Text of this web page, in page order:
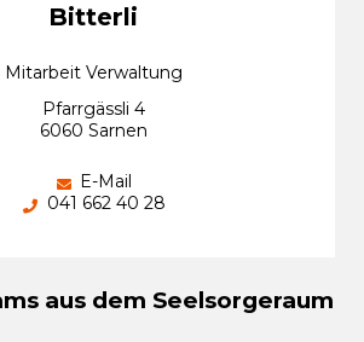
Bitterli
Mitarbeit Verwaltung
Pfarrgässli 4
6060 Sarnen
E-Mail
041 662 40 28
aus dem Seelsorgeraum